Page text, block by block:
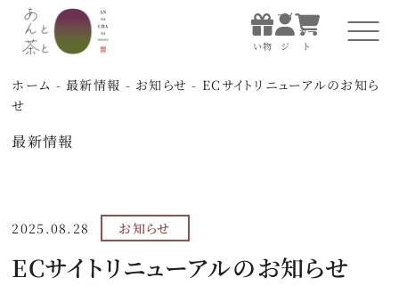
お買
い物
マイ
ペー
ジ
カー
ト
い物
ジ
ト
すべての商品
お店で楽しむ
ホーム -最新情報 - お知らせ -ECサイトリニューアルのお知ら
せ
最新情報
2025.08.28 お知らせ
ECサイトリニューアルのお知らせ